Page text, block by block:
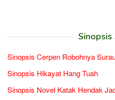
Sinopsis
Sinopsis Cerpen Robohnya
Sinopsis Hikayat Hang Tuah
Sinopsis Novel Katak Hendak